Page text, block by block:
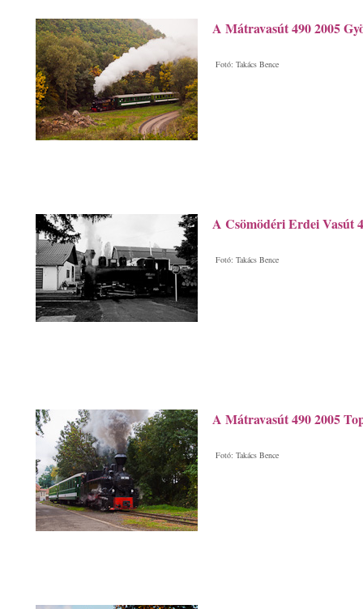
A Mátravasút 490 2005
Fotó: Takács Bence
A Csömödéri Erdei Vasút
Fotó: Takács Bence
A Mátravasút 490 2005
Fotó: Takács Bence